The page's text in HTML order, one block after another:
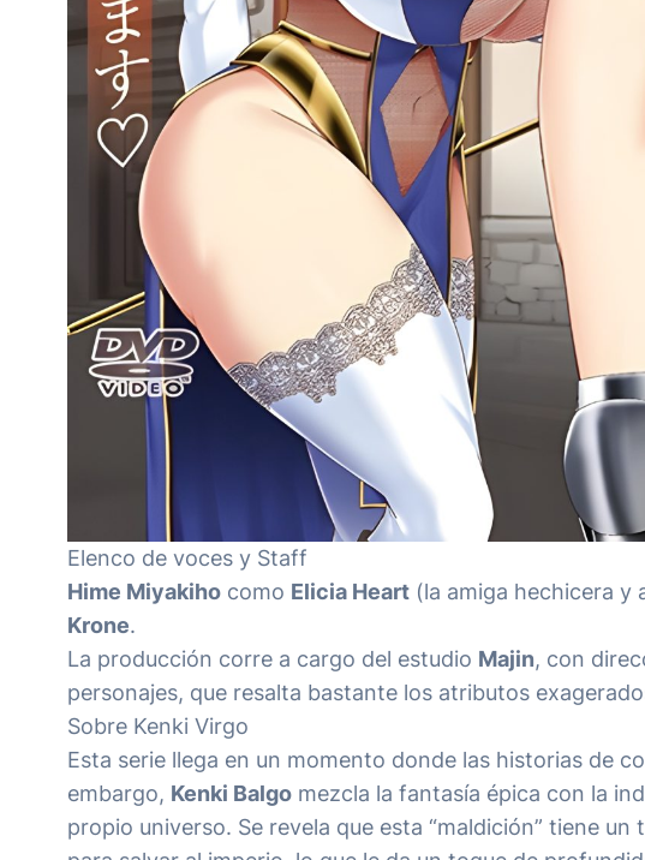
Elenco de voces y Staff
Hime Miyakiho como Elicia Heart (la amiga hechicera y
Krone.
La producción corre a cargo del estudio Majin, con
personajes, que resalta bastante los atributos
Sobre Kenki Virgo
Esta serie llega en un momento donde las historias de
embargo, Kenki Balgo mezcla la fantasía épica con la
propio universo. Se revela que esta “maldición” tiene